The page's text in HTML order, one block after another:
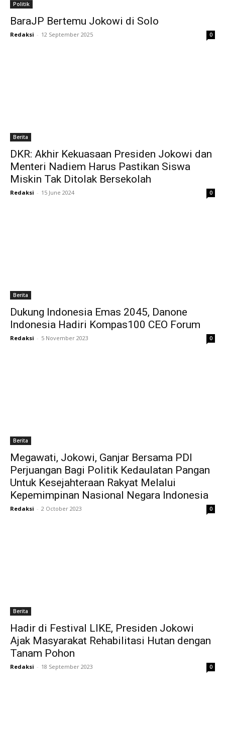
Politik
BaraJP Bertemu Jokowi di Solo
Redaksi - 12 September 2025 0
Berita
DKR: Akhir Kekuasaan Presiden Jokowi dan
Menteri Nadiem Harus Pastikan Siswa
Miskin Tak Ditolak Bersekolah
Redaksi - 15 June 2024 0
Berita
Dukung Indonesia Emas 2045, Danone
Indonesia Hadiri Kompas100 CEO Forum
Redaksi - 5 November 2023 0
Berita
Megawati, Jokowi, Ganjar Bersama PDI
Perjuangan Bagi Politik Kedaulatan Pangan
Untuk Kesejahteraan Rakyat Melalui
Kepemimpinan Nasional Negara Indonesia
Redaksi - 2 October 2023 0
Berita
Hadir di Festival LIKE, Presiden Jokowi
Ajak Masyarakat Rehabilitasi Hutan dengan
Tanam Pohon
Redaksi - 18 September 2023 0